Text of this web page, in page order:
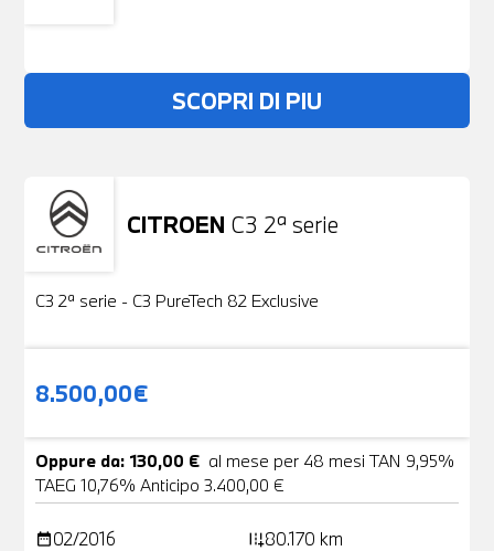
SCOPRI DI PIU
CITROEN C3 2ª serie
Usato
C3 2ª serie - C3 PureTech 82 Exclusive
8.500,00€
Oppure da: 130,00 € al mese per 48 mesi TAN 9,95%
TAEG 10,76% Anticipo 3.400,00 €
date_range02/2016 add_road80.170 km